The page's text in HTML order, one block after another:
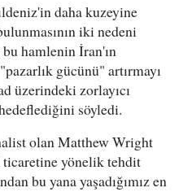
daha kuzeyine
iki nedeni
hamlenin İran'ın
gücünü" artırmayı
üzerindeki zorlayıcı
söyledi.
olan Matthew Wright
yönelik tehdit
bu yana yaşadığımız en